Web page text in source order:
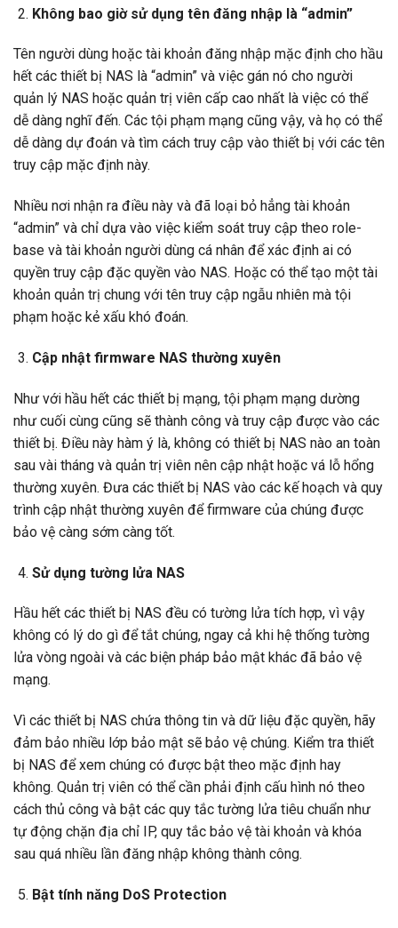
Không bao giờ sử dụng tên đăng nhập là “admin”
Tên người dùng hoặc tài khoản đăng nhập mặc định cho hầu
hết các thiết bị NAS là “admin” và việc gán nó cho người
quản lý NAS hoặc quản trị viên cấp cao nhất là việc có thể
dễ dàng nghĩ đến. Các tội phạm mạng cũng vậy, và họ có thể
dễ dàng dự đoán và tìm cách truy cập vào thiết bị với các tên
truy cập mặc định này.
Nhiều nơi nhận ra điều này và đã loại bỏ hẳng tài khoản
“admin” và chỉ dựa vào việc kiểm soát truy cập theo role-
base và tài khoản người dùng cá nhân để xác định ai có
quyền truy cập đặc quyền vào NAS. Hoặc có thể tạo một tài
khoản quản trị chung với tên truy cập ngẫu nhiên mà tội
phạm hoặc kẻ xấu khó đoán.
Cập nhật firmware NAS thường xuyên
Như với hầu hết các thiết bị mạng, tội phạm mạng dường
như cuối cùng cũng sẽ thành công và truy cập được vào các
thiết bị. Điều này hàm ý là, không có thiết bị NAS nào an toàn
sau vài tháng và quản trị viên nên cập nhật hoặc vá lỗ hổng
thường xuyên. Đưa các thiết bị NAS vào các kế hoạch và quy
trình cập nhật thường xuyên để firmware của chúng được
bảo vệ càng sớm càng tốt.
Sử dụng tường lửa NAS
Hầu hết các thiết bị NAS đều có tường lửa tích hợp, vì vậy
không có lý do gì để tắt chúng, ngay cả khi hệ thống tường
lửa vòng ngoài và các biện pháp bảo mật khác đã bảo vệ
mạng.
Vì các thiết bị NAS chứa thông tin và dữ liệu đặc quyền, hãy
đảm bảo nhiều lớp bảo mật sẽ bảo vệ chúng. Kiểm tra thiết
bị NAS để xem chúng có được bật theo mặc định hay
không. Quản trị viên có thể cần phải định cấu hình nó theo
cách thủ công và bật các quy tắc tường lửa tiêu chuẩn như
tự động chặn địa chỉ IP, quy tắc bảo vệ tài khoản và khóa
sau quá nhiều lần đăng nhập không thành công.
Bật tính năng DoS Protection